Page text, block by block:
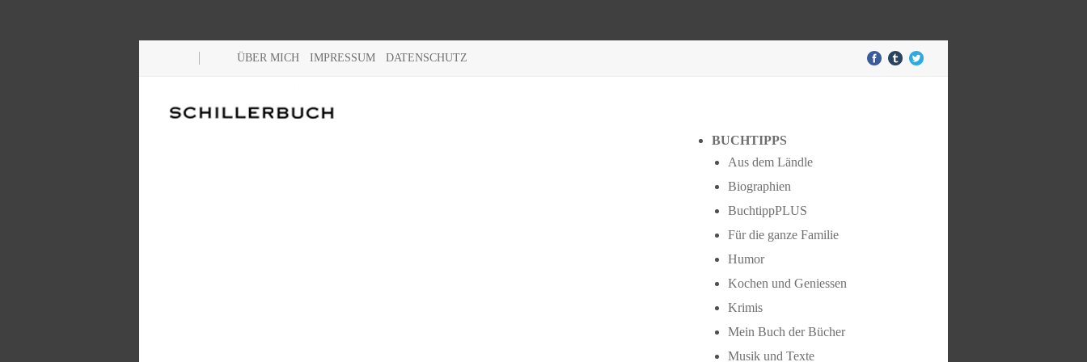
ÜBER MICH IMPRESSUM DATENSCHUTZ
BUCHTIPPS
Aus dem Ländle
Biographien
BuchtippPLUS
Für die ganze Familie
Humor
Kochen und Geniessen
Krimis
Mein Buch der Bücher
Musik und Texte